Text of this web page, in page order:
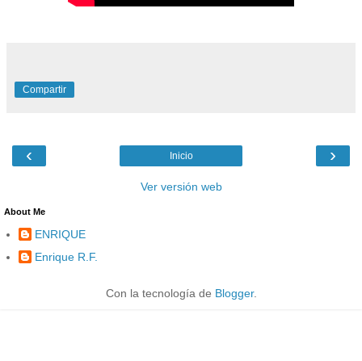
Compartir
‹ ›
Inicio
Ver versión web
About Me
ENRIQUE
Enrique R.F.
Con la tecnología de Blogger.